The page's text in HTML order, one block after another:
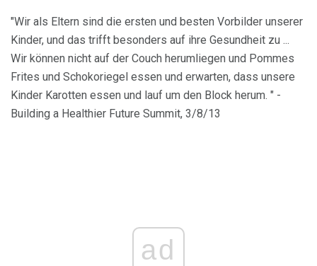
"Wir als Eltern sind die ersten und besten Vorbilder unserer
Kinder, und das trifft besonders auf ihre Gesundheit zu ...
Wir können nicht auf der Couch herumliegen und Pommes
Frites und Schokoriegel essen und erwarten, dass unsere
Kinder Karotten essen und lauf um den Block herum. " -
Building a Healthier Future Summit, 3/8/13
ad